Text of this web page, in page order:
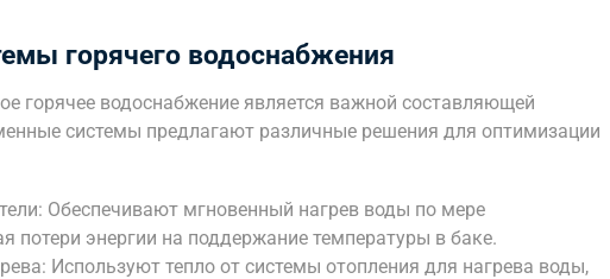
горячего водоснабжения
горячее водоснабжение является важной составляющей
системы предлагают различные решения для оптимизации
Обеспечивают мгновенный нагрев воды по мере
потери энергии на поддержание температуры в баке.
Используют тепло от системы отопления для нагрева воды,